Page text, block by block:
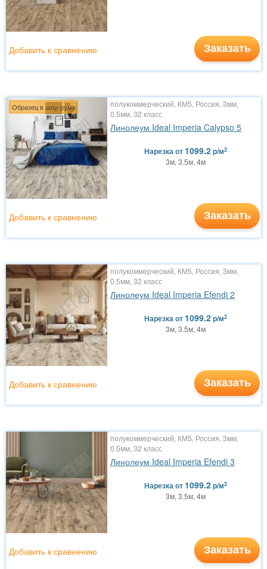
Заказать
Добавить к сравнению
Образец в шоу-руме
полукоммерческий, КМ5, Россия, 3мм,
0.5мм, 32 класс
Линолеум Ideal Imperia Calypso 5
Нарезкаот 1099.2р/м2
3м, 3.5м, 4м
Заказать
Добавить к сравнению
полукоммерческий, КМ5, Россия, 3мм,
0.5мм, 32 класс
Линолеум Ideal Imperia Efendi 2
Нарезкаот 1099.2р/м2
3м, 3.5м, 4м
Заказать
Добавить к сравнению
полукоммерческий, КМ5, Россия, 3мм,
0.5мм, 32 класс
Линолеум Ideal Imperia Efendi 3
Нарезкаот 1099.2р/м2
3м, 3.5м, 4м
Заказать
Добавить к сравнению